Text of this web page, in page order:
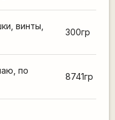
винты,
300гр
по
8741гр